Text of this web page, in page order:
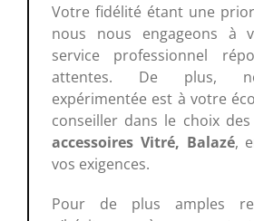
Votre fidélité étant une
nous nous engageons à
service professionnel
attentes. De plus,
expérimentée est à votre
conseiller dans le choix des
accessoires Vitré, Balazé,
vos exigences.
Pour de plus amples